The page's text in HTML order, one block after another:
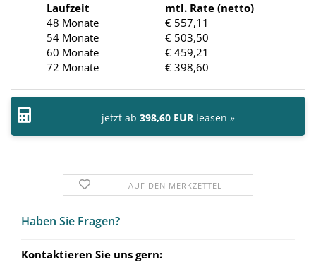
Laufzeit
mtl. Rate (netto)
48 Monate
€ 557,11
54 Monate
€ 503,50
60 Monate
€ 459,21
72 Monate
€ 398,60
jetzt ab 398,60 EUR leasen »
AUF DEN MERKZETTEL
Haben Sie Fra­gen?
Kontaktieren Sie uns gern: